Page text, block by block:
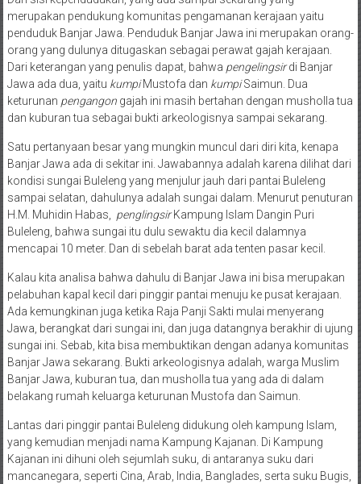
merupakan pendukung komunitas pengamanan kerajaan yaitu
penduduk Banjar Jawa. Penduduk Banjar Jawa ini merupakan orang-
orang yang dulunya ditugaskan sebagai perawat gajah kerajaan.
Dari keterangan yang penulis dapat, bahwa pengelingsirdi Banjar
Jawa ada dua, yaitu kumpiMustofa dan kumpiSaimun. Dua
keturunan pengangongajah ini masih bertahan dengan musholla tua
dan kuburan tua sebagai bukti arkeologisnya sampai sekarang.
Satu pertanyaan besar yang mungkin muncul dari diri kita, kenapa
Banjar Jawa ada di sekitar ini. Jawabannya adalah karena dilihat dari
kondisi sungai Buleleng yang menjulur jauh dari pantai Buleleng
sampai selatan, dahulunya adalah sungai dalam. Menurut penuturan
H.M. Muhidin Habas, penglingsirKampung Islam Dangin Puri
Buleleng, bahwa sungai itu dulu sewaktu dia kecil dalamnya
mencapai 10 meter. Dan di sebelah barat ada tenten pasar kecil.
Kalau kita analisa bahwa dahulu di Banjar Jawa ini bisa merupakan
pelabuhan kapal kecil dari pinggir pantai menuju ke pusat kerajaan.
Ada kemungkinan juga ketika Raja Panji Sakti mulai menyerang
Jawa, berangkat dari sungai ini, dan juga datangnya berakhir di ujung
sungai ini. Sebab, kita bisa membuktikan dengan adanya komunitas
Banjar Jawa sekarang. Bukti arkeologisnya adalah, warga Muslim
Banjar Jawa, kuburan tua, dan musholla tua yang ada di dalam
belakang rumah keluarga keturunan Mustofa dan Saimun.
Lantas dari pinggir pantai Buleleng didukung oleh kampung Islam,
yang kemudian menjadi nama Kampung Kajanan. Di Kampung
Kajanan ini dihuni oleh sejumlah suku, di antaranya suku dari
mancanegara, seperti Cina, Arab, India, Banglades, serta suku Bugis,